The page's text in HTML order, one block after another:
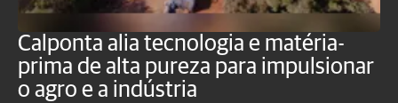
Calponta alia tecnologia e matéria-
prima de alta pureza para impulsionar
o agro e a indústria